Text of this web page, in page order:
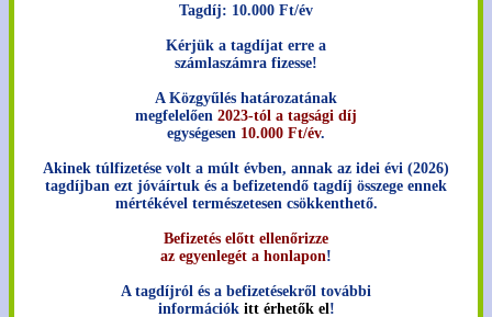
Tagdíj: 10.000 Ft/év
Kérjük a tagdíjat erre a
számlaszámra fizesse!
A Közgyűlés határozatának
megfelelően 2023-tól a tagsági díj
egységesen 10.000 Ft/év.
Akinek túlfizetése volt a múlt évben, annak az idei évi (2026)
tagdíjban ezt jóváírtuk és a befizetendő tagdíj összege ennek
mértékével természetesen csökkenthető.
Befizetés előtt ellenőrizze
az egyenlegét a honlapon!
A tagdíjról és a befizetésekről további
információk itt érhetők el!